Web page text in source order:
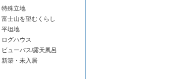
特殊立地
富士山を望むくらし
平坦地
ログハウス
ビューバス/露天風呂
新築・未入居